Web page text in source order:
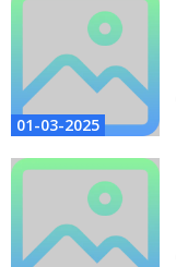
01-03-2025